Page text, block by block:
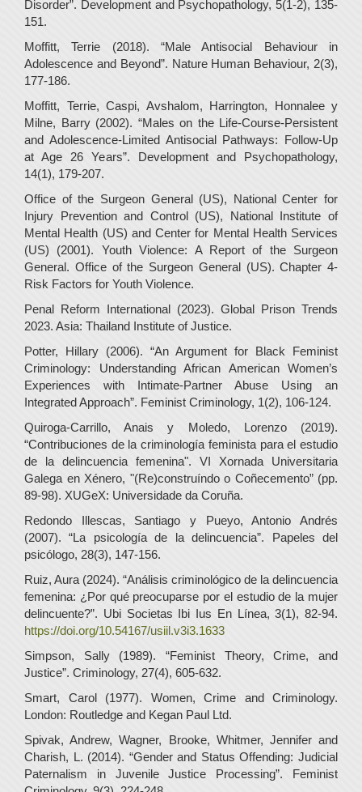
Disorder”. Development and Psychopathology, 5(1-2), 135-
151.
Moffitt, Terrie (2018). “Male Antisocial Behaviour in
Adolescence and Beyond”. Nature Human Behaviour, 2(3),
177-186.
Moffitt, Terrie, Caspi, Avshalom, Harrington, Honnalee y
Milne, Barry (2002). “Males on the Life-Course-Persistent
and Adolescence-Limited Antisocial Pathways: Follow-Up
at Age 26 Years”. Development and Psychopathology,
14(1), 179-207.
Office of the Surgeon General (US), National Center for
Injury Prevention and Control (US), National Institute of
Mental Health (US) and Center for Mental Health Services
(US) (2001). Youth Violence: A Report of the Surgeon
General. Office of the Surgeon General (US). Chapter 4-
Risk Factors for Youth Violence.
Penal Reform International (2023). Global Prison Trends
2023. Asia: Thailand Institute of Justice.
Potter, Hillary (2006). “An Argument for Black Feminist
Criminology: Understanding African American Women’s
Experiences with Intimate-Partner Abuse Using an
Integrated Approach”. Feminist Criminology, 1(2), 106-124.
Quiroga-Carrillo, Anais y Moledo, Lorenzo (2019).
“Contribuciones de la criminología feminista para el estudio
de la delincuencia femenina". VI Xornada Universitaria
Galega en Xénero, "(Re)construíndo o Coñecemento” (pp.
89-98). XUGeX: Universidade da Coruña.
Redondo Illescas, Santiago y Pueyo, Antonio Andrés
(2007). “La psicología de la delincuencia”. Papeles del
psicólogo, 28(3), 147-156.
Ruiz, Aura (2024). “Análisis criminológico de la delincuencia
femenina: ¿Por qué preocuparse por el estudio de la mujer
delincuente?”. Ubi Societas Ibi Ius En Línea, 3(1), 82-94.
https://doi.org/10.54167/usiil.v3i3.1633
Simpson, Sally (1989). “Feminist Theory, Crime, and
Justice”. Criminology, 27(4), 605-632.
Smart, Carol (1977). Women, Crime and Criminology.
London: Routledge and Kegan Paul Ltd.
Spivak, Andrew, Wagner, Brooke, Whitmer, Jennifer and
Charish, L. (2014). “Gender and Status Offending: Judicial
Paternalism in Juvenile Justice Processing”. Feminist